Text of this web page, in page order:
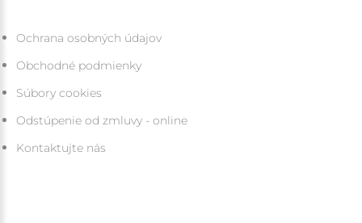
Ochrana osobných údajov
Obchodné podmienky
Súbory cookies
Odstúpenie od zmluvy - online
Kontaktujte nás